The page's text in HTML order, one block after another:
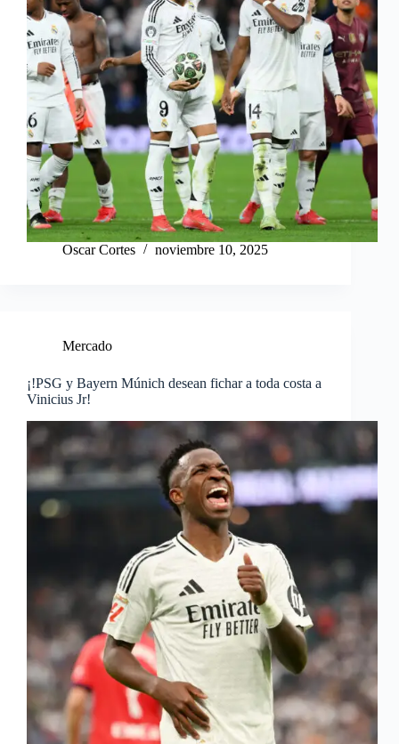
Oscar Cortes noviembre 10, 2025
Mercado
¡!PSG y Bayern Múnich desean fichar a toda costa a
Vinicius Jr!